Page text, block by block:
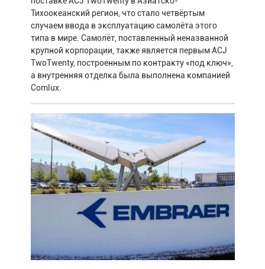
Тихоокеанский регион, что стало четвёртым
случаем ввода в эксплуатацию самолёта этого
типа в мире. Самолёт, поставленный неназванной
крупной корпорации, также является первым ACJ
TwoTwenty, построенным по контракту «под ключ»,
а внутренняя отделка была выполнена компанией
Comlux.